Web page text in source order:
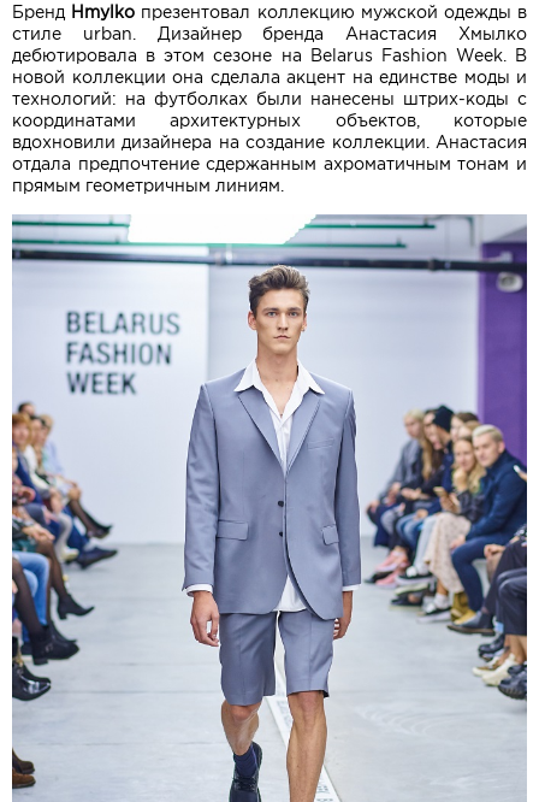
Бренд Hmylko презентовал коллекцию мужской одежды в
стиле urban. Дизайнер бренда Анастасия Хмылко
дебютировала в этом сезоне на Belarus Fashion Week. В
новой коллекции она сделала акцент на единстве моды и
технологий: на футболках были нанесены штрих-коды с
координатами архитектурных объектов, которые
вдохновили дизайнера на создание коллекции. Анастасия
отдала предпочтение сдержанным ахроматичным тонам и
прямым геометричным линиям.